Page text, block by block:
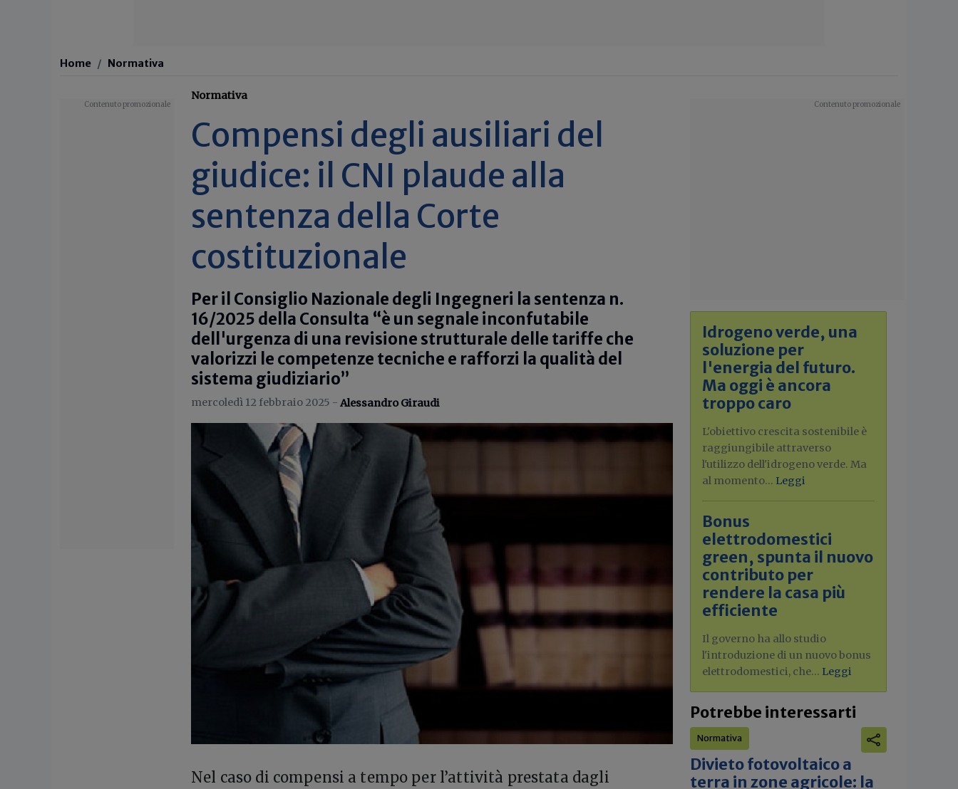
Home Normativa
Normativa
Compensi degli ausiliari del
giudice: il CNI plaude alla
sentenza della Corte
costituzionale
Per il Consiglio Nazionale degli Ingegneri la sentenza n.
16/2025 della Consulta “è un segnale inconfutabile
dell'urgenza di una revisione strutturale delle tariffe che
valorizzi le competenze tecniche e rafforzi la qualità del
sistema giudiziario”
mercoledì 12 febbraio 2025 - Alessandro Giraudi
Nel caso di compensi a tempo per l’attività prestata dagli
Idrogeno verde, una
soluzione per
l'energia del futuro.
Ma oggi è ancora
troppo caro
L'obiettivo crescita sostenibile è
raggiungibile attraverso
l'utilizzo dell'idrogeno verde. Ma
al momento... Leggi
Bonus
elettrodomestici
green, spunta il nuovo
contributo per
rendere la casa più
efficiente
Il governo ha allo studio
l'introduzione di un nuovo bonus
elettrodomestici, che... Leggi
Potrebbe interessarti
Normativa
Divieto fotovoltaico a
terra in zone agricole: la